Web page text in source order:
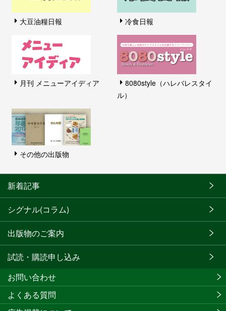
大豆油糧日報 冷食日報
月刊 メニューアイディア
8080style（ハレバレスタイ
ル）
その他の出版物
新着記事
シグナル(コラム)
出版物のご案内
試読・購読申し込み
お問い合わせ
よくある質問